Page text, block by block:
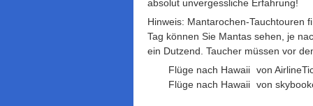
absolut unvergessliche Erfahrung!
Hinweis: Mantarochen-Tauchtouren
Tag können Sie Mantas sehen, je
ein Dutzend. Taucher müssen vor
Flüge nach Hawaii von
Flüge nach Hawaii von